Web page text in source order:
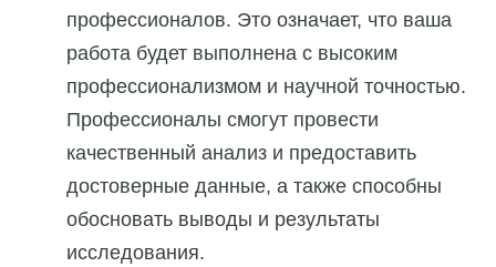
профессионалов. Это означает, что ваша
работа будет выполнена с высоким
профессионализмом и научной точностью.
Профессионалы смогут провести
качественный анализ и предоставить
достоверные данные, а также способны
обосновать выводы и результаты
исследования.